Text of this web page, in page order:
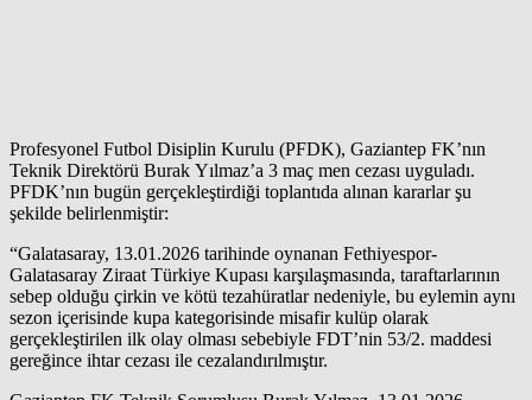
Profesyonel Futbol Disiplin Kurulu (PFDK), Gaziantep FK’nın
Teknik Direktörü Burak Yılmaz’a 3 maç men cezası uyguladı.
PFDK’nın bugün gerçekleştirdiği toplantıda alınan kararlar şu
şekilde belirlenmiştir:
“Galatasaray, 13.01.2026 tarihinde oynanan Fethiyespor-
Galatasaray Ziraat Türkiye Kupası karşılaşmasında, taraftarlarının
sebep olduğu çirkin ve kötü tezahüratlar nedeniyle, bu eylemin aynı
sezon içerisinde kupa kategorisinde misafir kulüp olarak
gerçekleştirilen ilk olay olması sebebiyle FDT’nin 53/2. maddesi
gereğince ihtar cezası ile cezalandırılmıştır.